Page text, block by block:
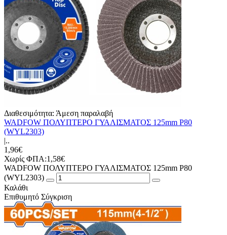
Διαθεσιμότητα: Άμεση παραλαβή
WADFOW ΠΟΛΥΠΤΕΡΟ ΓΥΑΛΙΣΜΑΤΟΣ 125mm Ρ80
(WYL2303)
|..
1,96€
Χωρίς ΦΠΑ:1,58€
WADFOW ΠΟΛΥΠΤΕΡΟ ΓΥΑΛΙΣΜΑΤΟΣ 125mm Ρ80
(WYL2303)
Καλάθι
Επιθυμητό Σύγκριση